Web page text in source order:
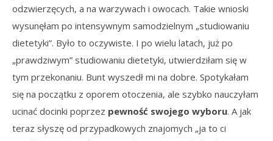
odzwierzęcych, a na warzywach i owocach. Takie wnioski
wysunęłam po intensywnym samodzielnym „studiowaniu
dietetyki”. Było to oczywiste. I po wielu latach, już po
„prawdziwym” studiowaniu dietetyki, utwierdziłam się w
tym przekonaniu. Bunt wyszedł mi na dobre. Spotykałam
się na początku z oporem otoczenia, ale szybko nauczyłam
ucinać docinki poprzez pewność swojego wyboru. A jak
teraz słyszę od przypadkowych znajomych „ja to ci